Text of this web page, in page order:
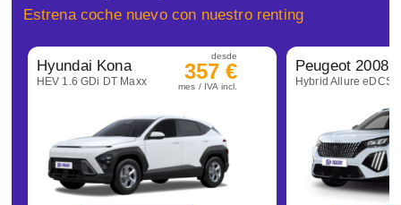
Estrena coche nuevo con nuestro renting
Hyundai Kona
HEV 1.6 GDi DT Maxx
desde
357 €
mes / IVA incl.
Peugeot 2008
Hybrid Allure eDCS6